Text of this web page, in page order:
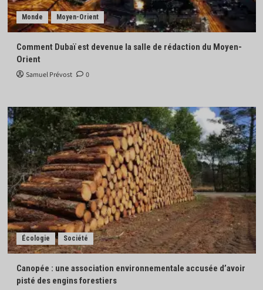
Monde Moyen-Orient
Comment Dubaï est devenue la salle de rédaction du Moyen-
Orient
Samuel Prévost 0
Écologie Société
Canopée : une association environnementale accusée d’avoir
pisté des engins forestiers